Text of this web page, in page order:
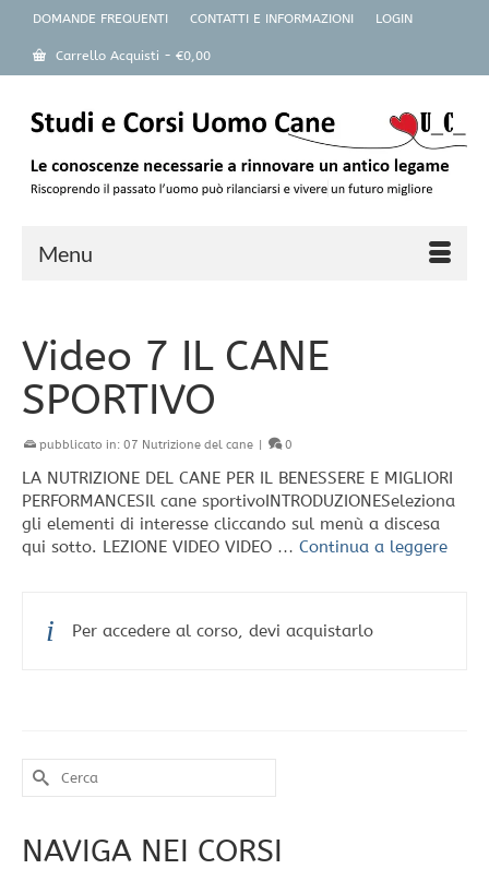
DOMANDE FREQUENTI CONTATTI E INFORMAZIONI LOGIN
Carrello Acquisti - €0,00
Menu
Video 7 IL CANE
SPORTIVO
pubblicato in: 07 Nutrizione del cane | 0
LA NUTRIZIONE DEL CANE PER IL BENESSERE E MIGLIORI
PERFORMANCESIl cane sportivoINTRODUZIONESeleziona
gli elementi di interesse cliccando sul menù a discesa
qui sotto. LEZIONE VIDEO VIDEO … Continua a leggere
Per accedere al corso, devi acquistarlo
Cerca
per:
NAVIGA NEI CORSI